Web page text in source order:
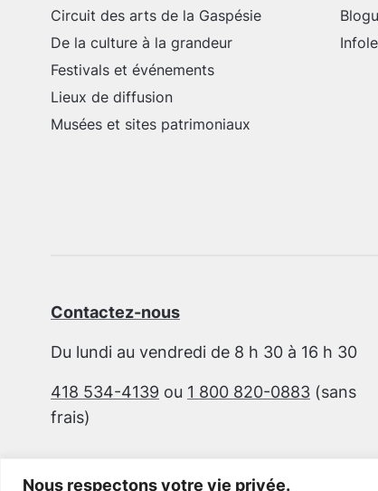
Nous respectons votre vie privée.
Circuit des arts de la Gaspésie
De la culture à la grandeur
Festivals et événements
Lieux de diffusion
Musées et sites patrimoniaux
Contactez-nous
Du lundi au vendredi de 8 h 30 à 16 h 30
418 534-4139 ou 1 800 820-0883 (sans
frais)